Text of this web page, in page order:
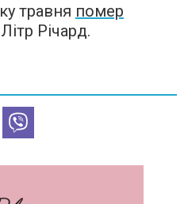
травня помер
Річард.